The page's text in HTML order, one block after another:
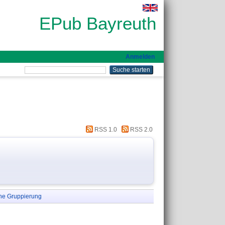
EPub Bayreuth
Anmelden
RSS 1.0 RSS 2.0
Gruppierung